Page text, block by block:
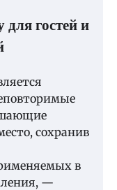
гостей и
сохранив
в
—